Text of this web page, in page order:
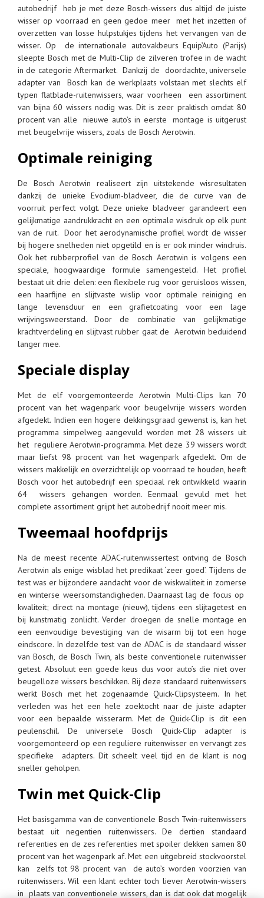
autobedrijf heb je met deze Bosch-wissers dus altijd de juiste
wisser op voorraad en geen gedoe meer met het inzetten of
overzetten van losse hulpstukjes tijdens het vervangen van de
wisser. Op de internationale autovakbeurs Equip’Auto (Parijs)
sleepte Bosch met de Multi-Clip de zilveren trofee in de wacht
in de categorie Aftermarket. Dankzij de doordachte, universele
adapter van Bosch kan de werkplaats volstaan met slechts elf
typen flatblade-ruitenwissers, waar voorheen een assortiment
van bijna 60 wissers nodig was. Dit is zeer praktisch omdat 80
procent van alle nieuwe auto’s in eerste montage is uitgerust
met beugelvrije wissers, zoals de Bosch Aerotwin.
Optimale reiniging
De Bosch Aerotwin realiseert zijn uitstekende wisresultaten
dankzij de unieke Evodium-bladveer, die de curve van de
voorruit perfect volgt. Deze unieke bladveer garandeert een
gelijkmatige aandrukkracht en een optimale wisdruk op elk punt
van de ruit. Door het aerodynamische profiel wordt de wisser
bij hogere snelheden niet opgetild en is er ook minder windruis.
Ook het rubberprofiel van de Bosch Aerotwin is volgens een
speciale, hoogwaardige formule samengesteld. Het profiel
bestaat uit drie delen: een flexibele rug voor geruisloos wissen,
een haarfijne en slijtvaste wislip voor optimale reiniging en
lange levensduur en een grafietcoating voor een lage
wrijvingsweerstand. Door de combinatie van gelijkmatige
krachtverdeling en slijtvast rubber gaat de Aerotwin beduidend
langer mee.
Speciale display
Met de elf voorgemonteerde Aerotwin Multi-Clips kan 70
procent van het wagenpark voor beugelvrije wissers worden
afgedekt. Indien een hogere dekkingsgraad gewenst is, kan het
programma simpelweg aangevuld worden met 28 wissers uit
het reguliere Aerotwin-programma. Met deze 39 wissers wordt
maar liefst 98 procent van het wagenpark afgedekt. Om de
wissers makkelijk en overzichtelijk op voorraad te houden, heeft
Bosch voor het autobedrijf een speciaal rek ontwikkeld waarin
64 wissers gehangen worden. Eenmaal gevuld met het
complete assortiment grijpt het autobedrijf nooit meer mis.
Tweemaal hoofdprijs
Na de meest recente ADAC-ruitenwissertest ontving de Bosch
Aerotwin als enige wisblad het predikaat ‘zeer goed’. Tijdens de
test was er bijzondere aandacht voor de wiskwaliteit in zomerse
en winterse weersomstandigheden. Daarnaast lag de focus op
kwaliteit; direct na montage (nieuw), tijdens een slijtagetest en
bij kunstmatig zonlicht. Verder droegen de snelle montage en
een eenvoudige bevestiging van de wisarm bij tot een hoge
eindscore. In dezelfde test van de ADAC is de standaard wisser
van Bosch, de Bosch Twin, als beste conventionele ruitenwisser
getest. Absoluut een goede keus dus voor auto’s die niet over
beugelloze wissers beschikken. Bij deze standaard ruitenwissers
werkt Bosch met het zogenaamde Quick-Clipsysteem. In het
verleden was het een hele zoektocht naar de juiste adapter
voor een bepaalde wisserarm. Met de Quick-Clip is dit een
peulenschil. De universele Bosch Quick-Clip adapter is
voorgemonteerd op een reguliere ruitenwisser en vervangt zes
specifieke adapters. Dit scheelt veel tijd en de klant is nog
sneller geholpen.
Twin met Quick-Clip
Het basisgamma van de conventionele Bosch Twin-ruitenwissers
bestaat uit negentien ruitenwissers. De dertien standaard
referenties en de zes referenties met spoiler dekken samen 80
procent van het wagenpark af. Met een uitgebreid stockvoorstel
kan zelfs tot 98 procent van de auto’s worden voorzien van
ruitenwissers. Wil een klant echter toch liever Aerotwin-wissers
in plaats van conventionele wissers, dan is dat ook dat mogelijk